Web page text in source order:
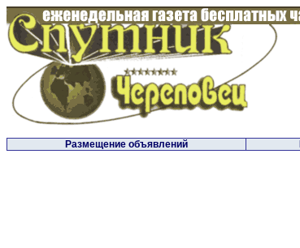
Размещение объявлений